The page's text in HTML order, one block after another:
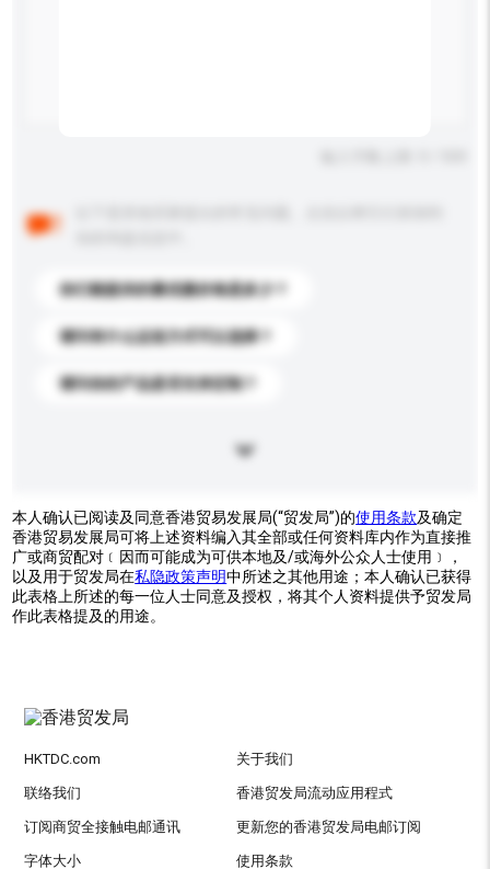
你们能提供的最优惠价格是多少？
请问有什么运送方式可以选择？
请问你的产品是否支持定制？
本人确认已阅读及同意香港贸易发展局(“贸发局”)的使用条款及确定
香港贸易发展局可将上述资料编入其全部或任何资料库内作为直接推
广或商贸配对﹝因而可能成为可供本地及/或海外公众人士使用﹞，
以及用于贸发局在私隐政策声明中所述之其他用途；本人确认已获得
此表格上所述的每一位人士同意及授权，将其个人资料提供予贸发局
作此表格提及的用途。
HKTDC.com 关于我们
联络我们 香港贸发局流动应用程式
订阅商贸全接触电邮通讯 更新您的香港贸发局电邮订阅
字体大小 使用条款